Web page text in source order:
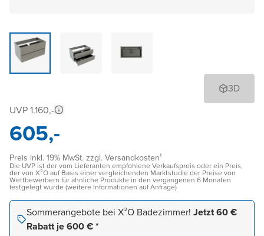
3D
UVP 1.160,-
605,-
Preis inkl. 19% MwSt. zzgl. Versandkosten¹
Die UVP ist der vom Lieferanten empfohlene Verkaufspreis oder ein Preis,
der von X²O auf Basis einer vergleichenden Marktstudie der Preise von
Wettbewerbern für ähnliche Produkte in den vergangenen 6 Monaten
festgelegt wurde (weitere Informationen auf Anfrage)
Sommerangebote bei X²O Badezimmer! Jetzt 60 €
Rabatt je 600 € *